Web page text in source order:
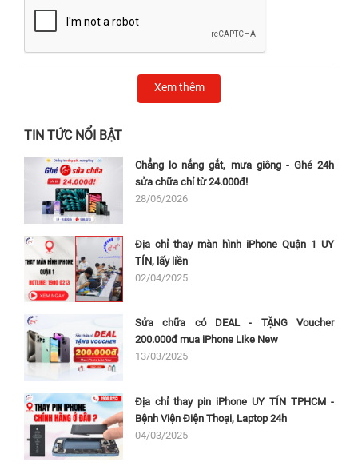
Xem thêm
TIN TỨC NỔI BẬT
Chẳng lo nắng gắt, mưa giông - Ghé 24h
sửa chữa chỉ từ 24.000đ!
28/06/2026
Địa chỉ thay màn hình iPhone Quận 1 UY
TÍN, lấy liền
02/04/2025
Sửa chữa có DEAL - TẶNG Voucher
200.000đ mua iPhone Like New
13/03/2025
Địa chỉ thay pin iPhone UY TÍN TPHCM -
Bệnh Viện Điện Thoại, Laptop 24h
04/03/2025